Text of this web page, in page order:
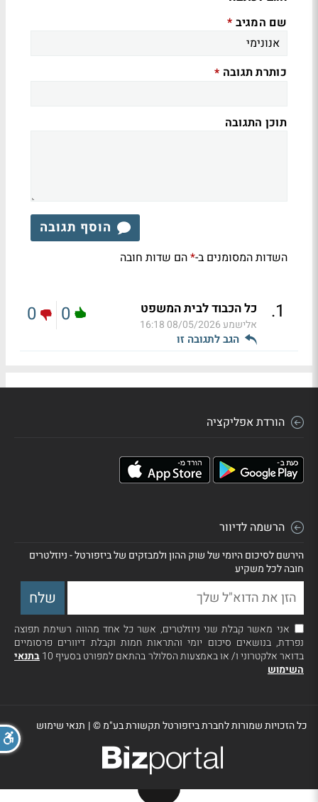
שם המגיב *
כותרת תגובה *
תוכן התגובה
הוסף תגובה
השדות המסומנים ב-*הם שדות חובה
1
. כל הכבוד לבית המשפט
אלישמע08/05/2026 16:18
הגב לתגובה זו
0
0
הורדת אפליקציה
הרשמה לדיוור
הירשם לסיכום היומי של שוק ההון ולמבזקים של ביזפורטל - ניוזלטרים
חובה לכל משקיע
אני מאשר קבלת שני ניוזלטרים, אשר כל אחד מהווה רשימת תפוצה
נפרדת, בנושאים סיכום יומי והתראות חמות וקבלת דיוורים פרסומיים
בדואר אלקטרוני ו/ או באמצעות הסלולר בהתאם למפורט בסעיף 10
בתנאי
השימוש
כל הזכויות שמורות לחברת ביזפורטל תקשורת בע"מ ©| תנאי שימוש